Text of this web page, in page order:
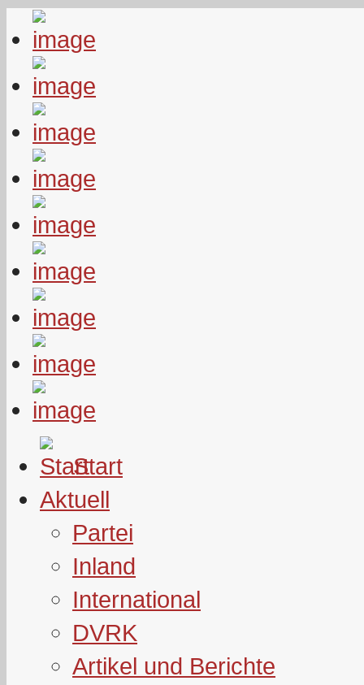
Start
Aktuell
Partei
Inland
International
DVRK
Artikel und Berichte